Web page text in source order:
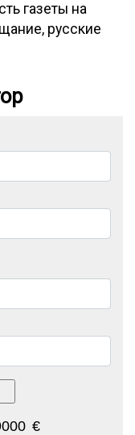
газеты на
русские
€